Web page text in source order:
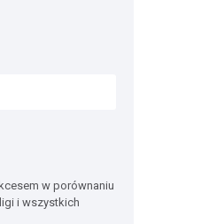
w porównaniu
i wszystkich